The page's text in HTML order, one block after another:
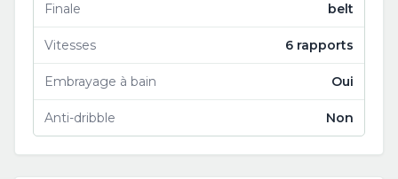
Finale belt
Vitesses 6 rapports
Embrayage à bain Oui
Anti-dribble Non